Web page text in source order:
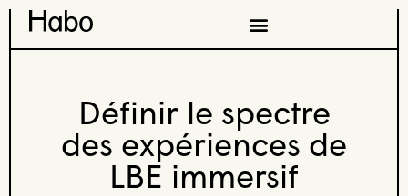
Définir le spectre
des expériences de
LBE immersif